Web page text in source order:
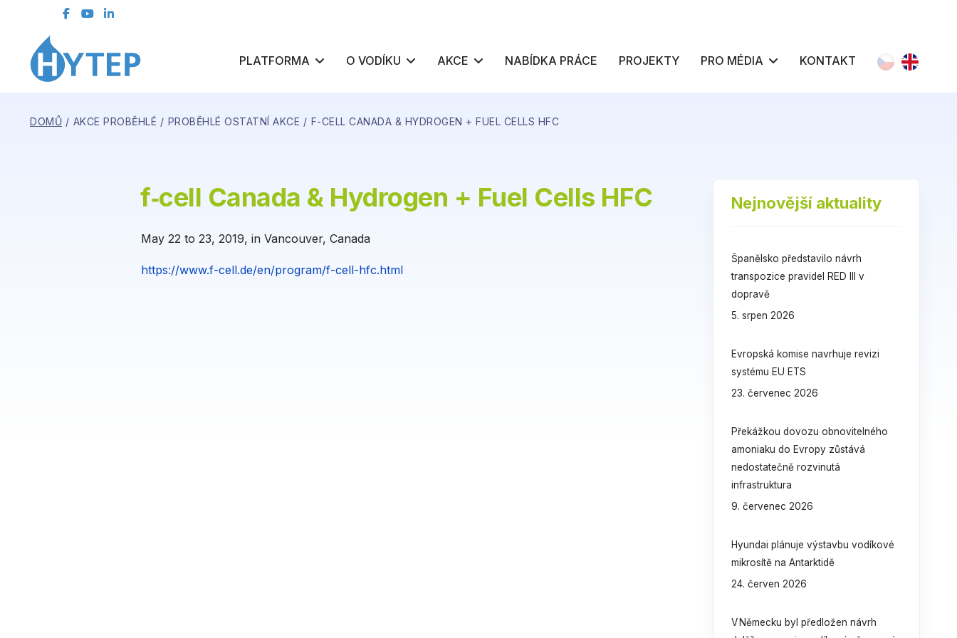
ČLENSKÁ SEKCE
PLATFORMA O VODÍKU AKCE NABÍDKA PRÁCE PROJEKTY PRO MÉDIA KONTAKT Zvolte jazyk
DOMŮ AKCE PROBĚHLÉ PROBĚHLÉ OSTATNÍ AKCE F-CELL CANADA & HYDROGEN + FUEL CELLS HFC
f‑cell Canada & Hydrogen + Fuel Cells HFC
May 22 to 23, 2019, in Vancouver, Canada
https://www.f-cell.de/en/program/f-cell-hfc.html
Nejnovější aktuality
Španělsko představilo návrh
transpozice pravidel RED III v
dopravě
5. srpen 2026
Evropská komise navrhuje revizi
systému EU ETS
23. červenec 2026
Překážkou dovozu obnovitelného
amoniaku do Evropy zůstává
nedostatečně rozvinutá
infrastruktura
9. červenec 2026
Hyundai plánuje výstavbu vodíkové
mikrosítě na Antarktidě
24. červen 2026
V Německu byl předložen návrh